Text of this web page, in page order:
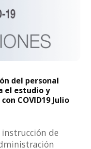
del personal
el estudio y
COVID19 Julio
instrucción de